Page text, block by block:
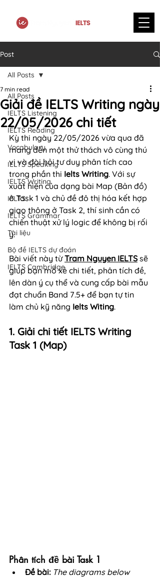
Post
All Posts
IELTS Listening
IELTS Reading
Vocabulary
IELTS Speaking
IELTS Writing
IELTS
IELTS Grammar
Tài liệu
Bộ đề IELTS dự đoán
IELTS Cambridge
All Posts
Giải đề IELTS Writing ngày
22/05/2026 chi tiết
7 min read
Kỳ thi ngày 22/05/2026 vừa qua đã
mang đến một thử thách vô cùng thú
vị và đòi hỏi tư duy phân tích cao
trong phần thi Ielts Writing. Với sự
xuất hiện của dạng bài Map (Bản đồ)
ở Task 1 và chủ đề đô thị hóa kết hợp
giao thông ở Task 2, thí sinh cần có
chiến thuật xử lý logic để không bị rối
ý.
Bài viết này từ Tram Nguyen IELTS sẽ
giúp bạn mổ xẻ chi tiết, phân tích đề,
lên dàn ý cụ thể và cung cấp bài mẫu
đạt chuẩn Band 7.5+ để bạn tự tin
làm chủ kỹ năng Ielts Witing.
1. Giải chi tiết IELTS Writing
Task 1 (Map)
Phân tích đề bài Task 1
Đề bài: The diagrams below